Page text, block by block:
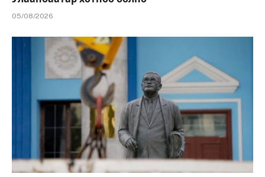
05/08/2026